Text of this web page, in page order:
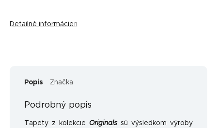
Detailné informácie
Popis Značka
Podrobný popis
Tapety z kolekcie Originals sú výsledkom výroby